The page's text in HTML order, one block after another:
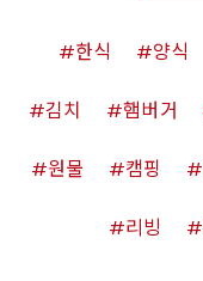
한식 양식
김치 햄버거
원물 캠핑
리빙